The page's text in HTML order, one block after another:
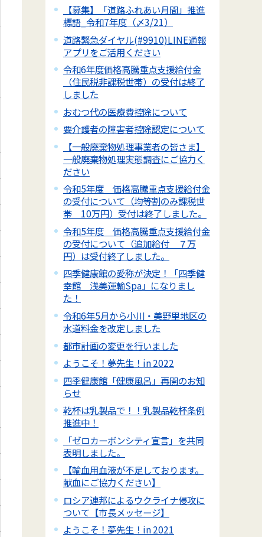
【募集】「道路ふれあい月間」推進
標語_令和7年度（〆3/21）
道路緊急ダイヤル(#9910)LINE通報
アプリをご活用ください
令和6年度価格高騰重点支援給付金
（住民税非課税世帯）の受付は終了
しました
おむつ代の医療費控除について
要介護者の障害者控除認定について
【一般廃棄物処理事業者の皆さま】
一般廃棄物処理実態調査にご協力く
ださい
令和5年度 価格高騰重点支援給付金
の受付について（均等割のみ課税世
帯 10万円）受付は終了しました。
令和5年度 価格高騰重点支援給付金
の受付について（追加給付 ７万
円）は受付終了しました。
四季健康館の愛称が決定！「四季健
幸館 浅美運輸Spa」になりまし
た！
令和6年5月から小川・美野里地区の
水道料金を改定しました
都市計画の変更を行いました
ようこそ！夢先生！in 2022
四季健康館「健康風呂」再開のお知
らせ
乾杯は乳製品で！！乳製品乾杯条例
推進中！
「ゼロカーボンシティ宣言」を共同
表明しました。
【輸血用血液が不足しております。
献血にご協力ください】
ロシア連邦によるウクライナ侵攻に
ついて【市長メッセージ】
ようこそ！夢先生！in 2021